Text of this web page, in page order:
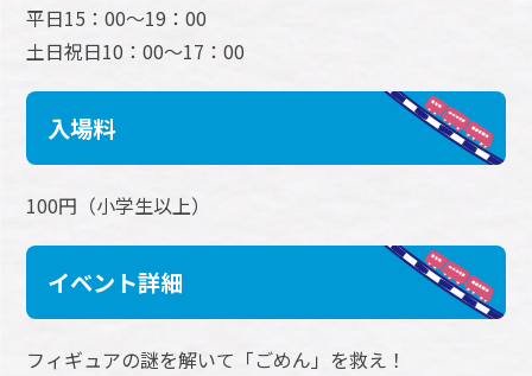
平日15：00～19：00
土日祝日10：00～17：00
入場料
100円（小学生以上）
イベント詳細
フィギュアの謎を解いて「ごめん」を救え！